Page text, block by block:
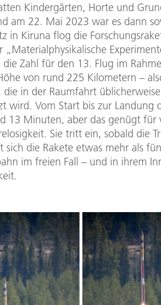
Kindergärten, Horte und
am 22. Mai 2023 war es dann
in Kiruna flog die
Zahl für den 13. Flug im
von rund 225 Kilometern –
in der Raumfahrt
wird. Vom Start bis zur Landung
13 Minuten, aber das genügt für
Sie tritt ein, sobald die
sich die Rakete etwas mehr als
im freien Fall – und in ihrem